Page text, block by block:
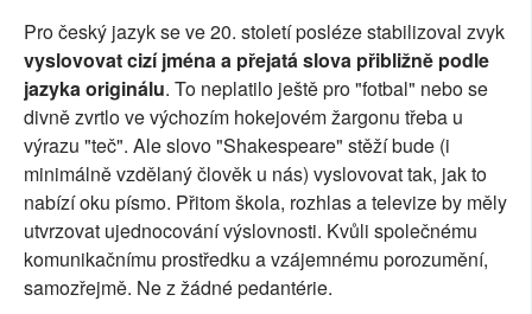
Pro český jazyk se ve 20. století posléze stabilizoval zvyk
vyslovovat cizí jména a přejatá slova přibližně podle
jazyka originálu. To neplatilo ještě pro "fotbal" nebo se
divně zvrtlo ve výchozím hokejovém žargonu třeba u
výrazu "teč". Ale slovo "Shakespeare" stěží bude (i
minimálně vzdělaný člověk u nás) vyslovovat tak, jak to
nabízí oku písmo. Přitom škola, rozhlas a televize by měly
utvrzovat ujednocování výslovnosti. Kvůli společnému
komunikačnímu prostředku a vzájemnému porozumění,
samozřejmě. Ne z žádné pedantérie.